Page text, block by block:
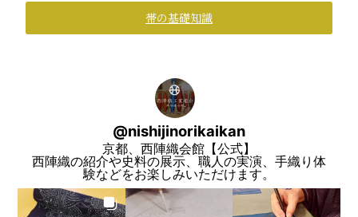
帯の基礎知識
@nishijinorikaikan
京都、西陣織会館【公式】
西陣織の紹介や史料の展示、職人の実演、手織り体
験などをお楽しみいただけます。